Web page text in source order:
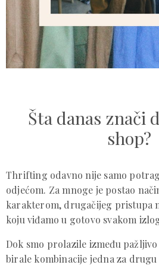
Šta danas znači
shop?
Thrifting odavno nije samo
odjećom. Za mnoge je postao
karakterom, drugačijeg pristupa
koju viđamo u gotovo svakom
Dok smo prolazile između
birale kombinacije jedna za